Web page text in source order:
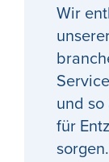
Wir
und
für
sorgen.